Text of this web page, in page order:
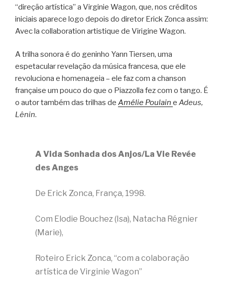
“direção artística” a Virginie Wagon, que, nos créditos
iniciais aparece logo depois do diretor Erick Zonca assim:
Avec la collaboration artistique de Virigine Wagon.
A trilha sonora é do geninho Yann Tiersen, uma
espetacular revelação da música francesa, que ele
revoluciona e homenageia – ele faz com a chanson
française um pouco do que o Piazzolla fez com o tango. É
o autor também das trilhas de Amélie Poulain e Adeus,
Lênin.
A Vida Sonhada dos Anjos/La Vie Revée
des Anges
De Erick Zonca, França, 1998.
Com Elodie Bouchez (Isa), Natacha Régnier
(Marie),
Roteiro Erick Zonca, “com a colaboração
artística de Virginie Wagon”